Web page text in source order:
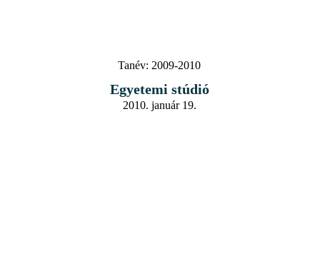
Tanév: 2009-2010
Egyetemi stúdió
2010. január 19.